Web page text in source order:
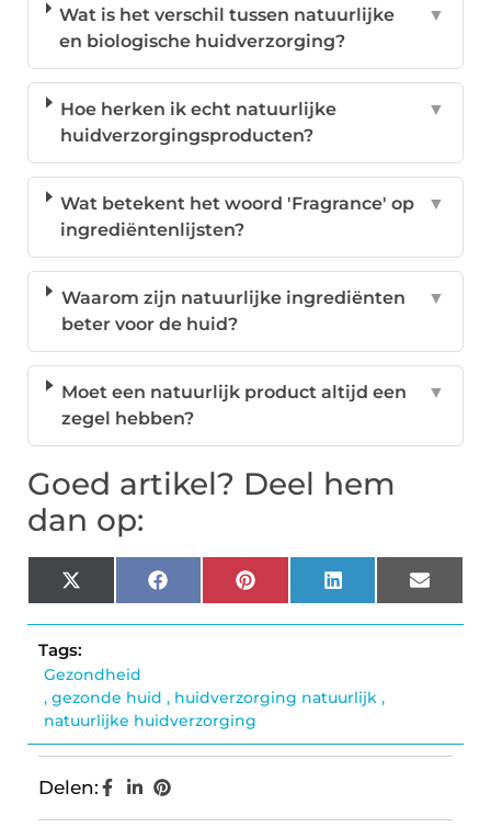
Wat is het verschil tussen natuurlijke
en biologische huidverzorging?
▼
Hoe herken ik echt natuurlijke
huidverzorgingsproducten?
▼
Wat betekent het woord 'Fragrance' op
ingrediëntenlijsten?
▼
Waarom zijn natuurlijke ingrediënten
beter voor de huid?
▼
Moet een natuurlijk product altijd een
zegel hebben?
▼
Goed artikel? Deel hem
dan op:
X
(Twitter)
FacebookPinterestLinkedIn Email
Tags:
Gezondheid
, gezonde huid , huidverzorging natuurlijk ,
natuurlijke huidverzorging
Delen: